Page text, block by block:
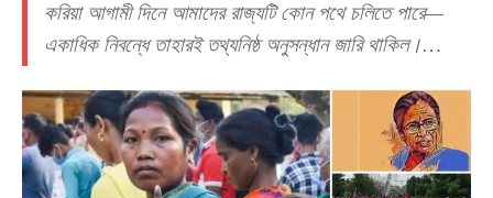
করিয়া আগামী দিনে আমাদের রাজ্যটি কোন পথে চলিতে পারে—
একাধিক নিবন্ধে তাহারই তথ্যনিষ্ঠ অনুসন্ধান জারি থাকিল।…